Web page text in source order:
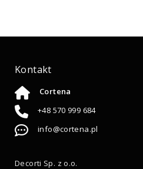
Kontakt
Cortena
+48 570 999 684
info@cortena.pl
Decorti Sp. z o.o.